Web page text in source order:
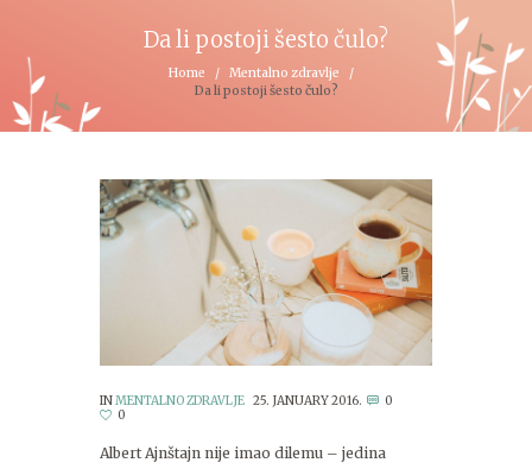
Da li postoji šesto čulo?
Home
Mentalno zdravlje
Da li postoji šesto čulo?
INMENTALNO ZDRAVLJE 25. JANUARY 2016.
0
0
Albert Ajnštajn nije imao dilemu – jedina